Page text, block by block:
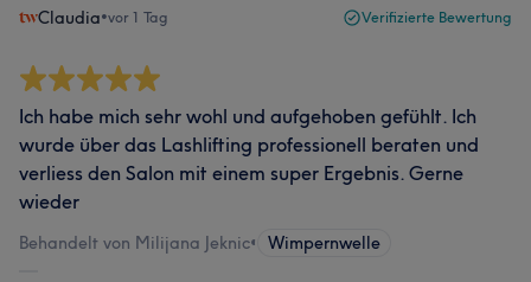
Claudia•vor 1 Tag Verifizierte Bewertung
Ich habe mich sehr wohl und aufgehoben gefühlt. Ich
wurde über das Lashlifting professionell beraten und
verliess den Salon mit einem super Ergebnis. Gerne
wieder
Behandelt von Milijana Jeknic• Wimpernwelle